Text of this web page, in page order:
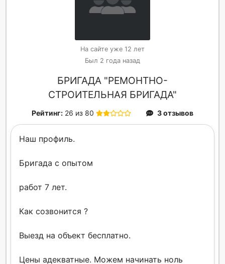
На сайте уже 12 лет
Был 2 года назад
БРИГАДА "РЕМОНТНО-
СТРОИТЕЛЬНАЯ БРИГАДА"
Рейтинг: 26 из 80 3 отзывов
Наш профиль.
Бригада с опытом
работ 7 лет.
Как созвонится ?
Выезд на объект бесплатно.
Цены адекватные. Можем начинать ноль